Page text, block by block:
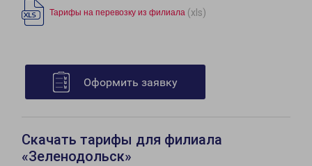
Тарифы на перевозку из филиала (xls)
Оформить заявку
Скачать тарифы для филиала
«Зеленодольск»